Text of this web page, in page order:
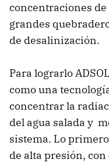
concentraciones de
grandes
de desalinización.
Para lograrlo
como una
concentrar la
del agua salada y
sistema. Lo
de alta presión,